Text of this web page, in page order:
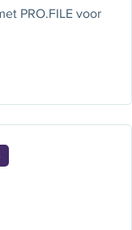
PRO.FILE voor